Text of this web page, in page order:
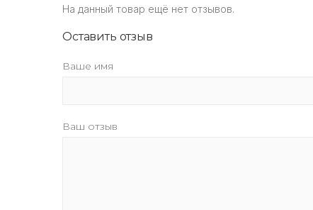
На данный товар ещё нет отзывов.
Оставить отзыв
Ваше имя
Ваш отзыв